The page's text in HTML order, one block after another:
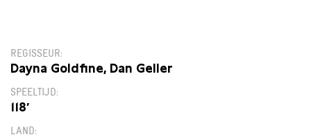
REGISSEUR
Dayna Goldfine, Dan Geller
SPEELTIJD
118′
LAND